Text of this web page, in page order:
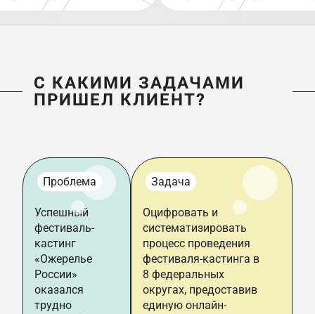
С КАКИМИ ЗАДАЧАМИ
ПРИШЕЛ КЛИЕНТ?
Проблема
Успешный
фестиваль-
кастинг
«Ожерелье
России»
оказался
трудно
Задача
Оцифровать и
систематизировать
процесс проведения
фестиваля-кастинга в
8 федеральных
округах, предоставив
единую онлайн-